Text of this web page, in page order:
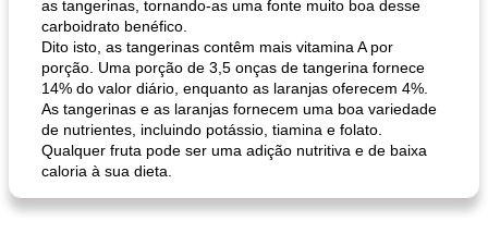
as tangerinas, tornando-as uma fonte muito boa desse
carboidrato benéfico.
Dito isto, as tangerinas contêm mais vitamina A por
porção. Uma porção de 3,5 onças de tangerina fornece
14% do valor diário, enquanto as laranjas oferecem 4%.
As tangerinas e as laranjas fornecem uma boa variedade
de nutrientes, incluindo potássio, tiamina e folato.
Qualquer fruta pode ser uma adição nutritiva e de baixa
caloria à sua dieta.